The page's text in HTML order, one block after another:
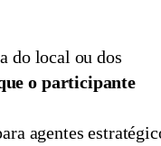
do local ou dos
o participante
agentes